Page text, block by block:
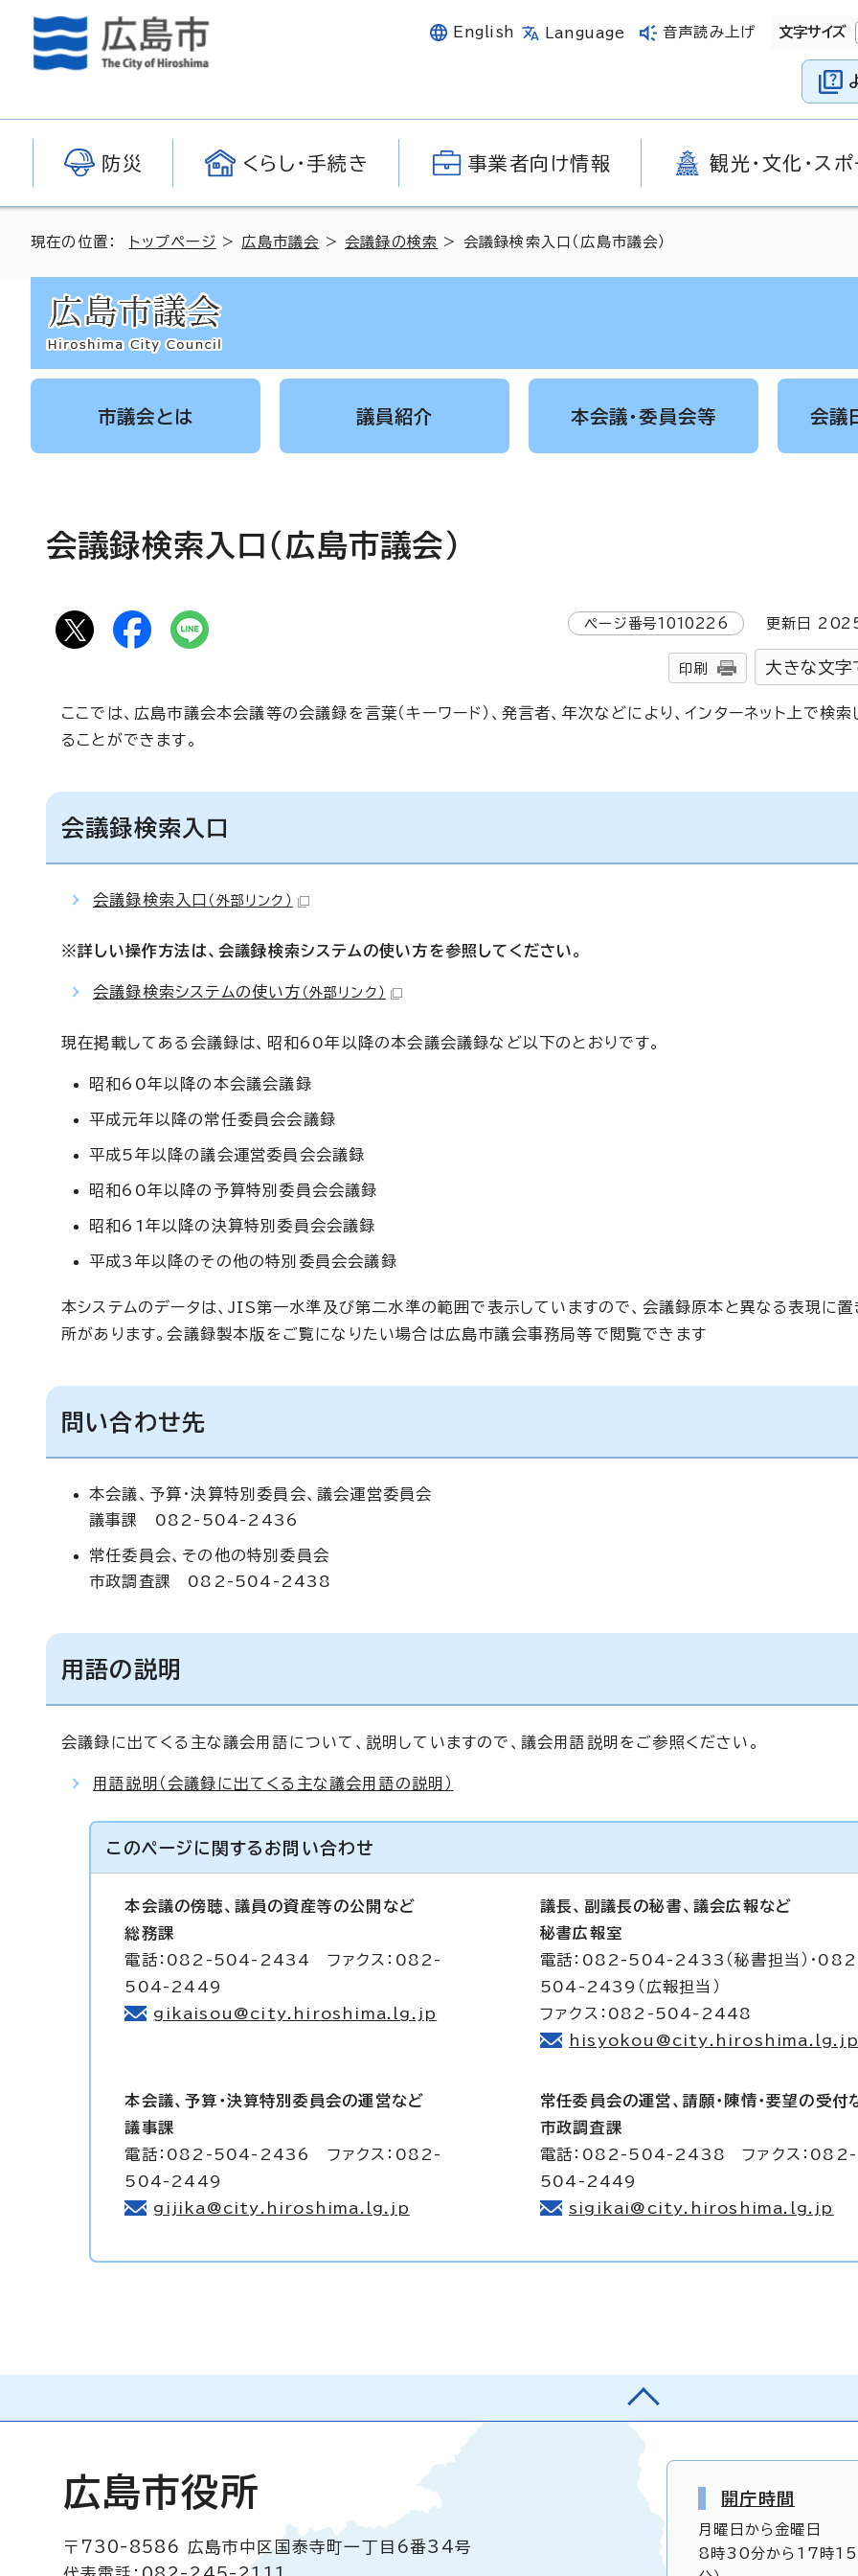
English Language 音声読み上げ 文字サイズ
防災 くらし・手続き 事業者向け情報 観光・文化・ス
現在の位置： トップページ > 広島市議会 > 会議録の検索 > 会議録検索入口（広島市議会）
市議会とは 議員紹介 本会議・委員会等 会議
会議録検索入口（広島市議会）
ページ番号1010226 更新日
印刷 大きな文字
ここでは、広島市議会本会議等の会議録を言葉（キーワード）、発言者、年次などにより、インターネット上で検
ることができます。
会議録検索入口
会議録検索入口 （外部リンク）
※詳しい操作方法は、会議録検索システムの使い方を参照してください。
会議録検索システムの使い方 （外部リンク）
現在掲載してある会議録は、昭和60年以降の本会議会議録など以下のとおりです。
昭和60年以降の本会議会議録
平成元年以降の常任委員会会議録
平成5年以降の議会運営委員会会議録
昭和60年以降の予算特別委員会会議録
昭和61年以降の決算特別委員会会議録
平成3年以降のその他の特別委員会会議録
本システムのデータは、JIS第一水準及び第二水準の範囲で表示していますので、会議録原本と異なる表現に置
所があります。会議録製本版をご覧になりたい場合は広島市議会事務局等で閲覧できます
問い合わせ先
本会議、予算・決算特別委員会、議会運営委員会
議事課 082-504-2436
常任委員会、その他の特別委員会
市政調査課 082-504-2438
用語の説明
会議録に出てくる主な議会用語について、説明していますので、議会用語説明をご参照ください。
用語説明（会議録に出てくる主な議会用語の説明）
このページに関する お問い合わせ
本会議の傍聴、議員の資産等の公開など
総務課
電話：082-504-2434 ファクス：082-
504-2449
gikaisou@city.hiroshima.lg.jp
議長、副議長の秘書、議会広報など
秘書広報室
電話：082-504-2433（秘書担当）・
504-2439（広報担当）
ファクス：082-504-2448
hisyokou@city.hiroshima.lg.jp
本会議、予算・決算特別委員会の運営など
議事課
電話：082-504-2436 ファクス：082-
504-2449
gijika@city.hiroshima.lg.jp
常任委員会の運営、請願・陳情・要望の受付
市政調査課
電話：082-504-2438 ファクス：082-
504-2449
sigikai@city.hiroshima.lg.jp
広島市役所
〒730-8586
広島市中区国泰寺町一丁目6番34号
開庁時間
月曜日から金曜日
8時30分から17時15